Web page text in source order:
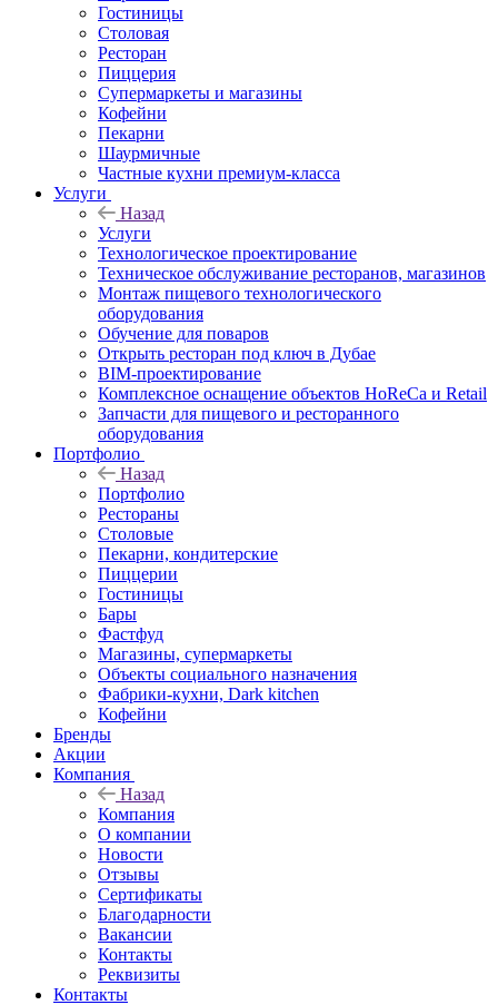
Гостиницы
Столовая
Ресторан
Пиццерия
Супермаркеты и магазины
Кофейни
Пекарни
Шаурмичные
Частные кухни премиум-класса
Услуги
Назад
Услуги
Технологическое проектирование
Техническое обслуживание ресторанов, магазинов
Монтаж пищевого технологического
оборудования
Обучение для поваров
Открыть ресторан под ключ в Дубае
BIM-проектирование
Комплексное оснащение объектов HoReCa и Retail
Запчасти для пищевого и ресторанного
оборудования
Портфолио
Назад
Портфолио
Рестораны
Столовые
Пекарни, кондитерские
Пиццерии
Гостиницы
Бары
Фастфуд
Магазины, супермаркеты
Объекты социального назначения
Фабрики-кухни, Dark kitchen
Кофейни
Бренды
Акции
Компания
Назад
Компания
О компании
Новости
Отзывы
Сертификаты
Благодарности
Вакансии
Контакты
Реквизиты
Контакты